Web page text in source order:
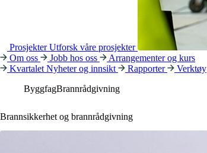
ProsjekterUtforsk våre prosjekter
Om oss
Jobb hos oss
Arrangementer og kurs
Kvartalet Nyheter og innsikt Rapporter
Verktøy
ByggfagBrannrådgivning
Brannsikkerhet og brannrådgivning